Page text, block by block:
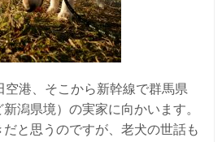
空港、そこから新幹線で群馬県
新潟県境）の実家に向かいます。
と思うのですが、老犬の世話も